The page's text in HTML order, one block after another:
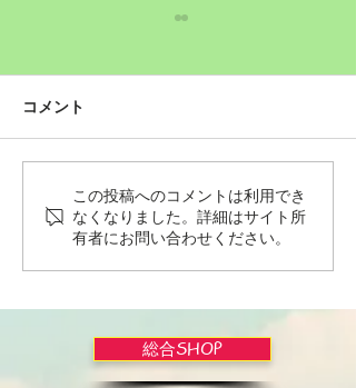
Wordだけで作っちゃおう
～★みことば職人るちゃ
ん('◇')ゞ
コメント
この投稿へのコメントは利用でき
なくなりました。詳細はサイト所
有者にお問い合わせください。
総合SHOP